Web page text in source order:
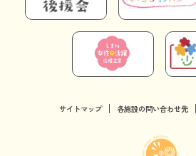
サイトマップ 各施設の問い合わせ先